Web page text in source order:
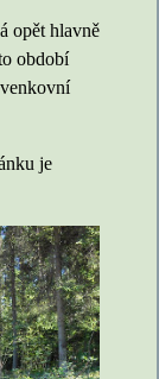
opět hlavně
období
je